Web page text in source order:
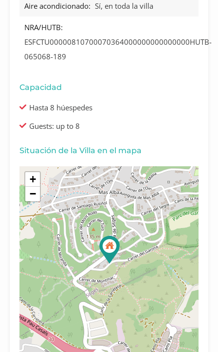
Aire acondicionado: Sí, en toda la villa
NRA/HUTB:
ESFCTU00000810700070364000000000000000HUTB-
065068-189
Capacidad
Hasta 8 húespedes
Guests: up to 8
Situación de la Villa en el mapa
+
−